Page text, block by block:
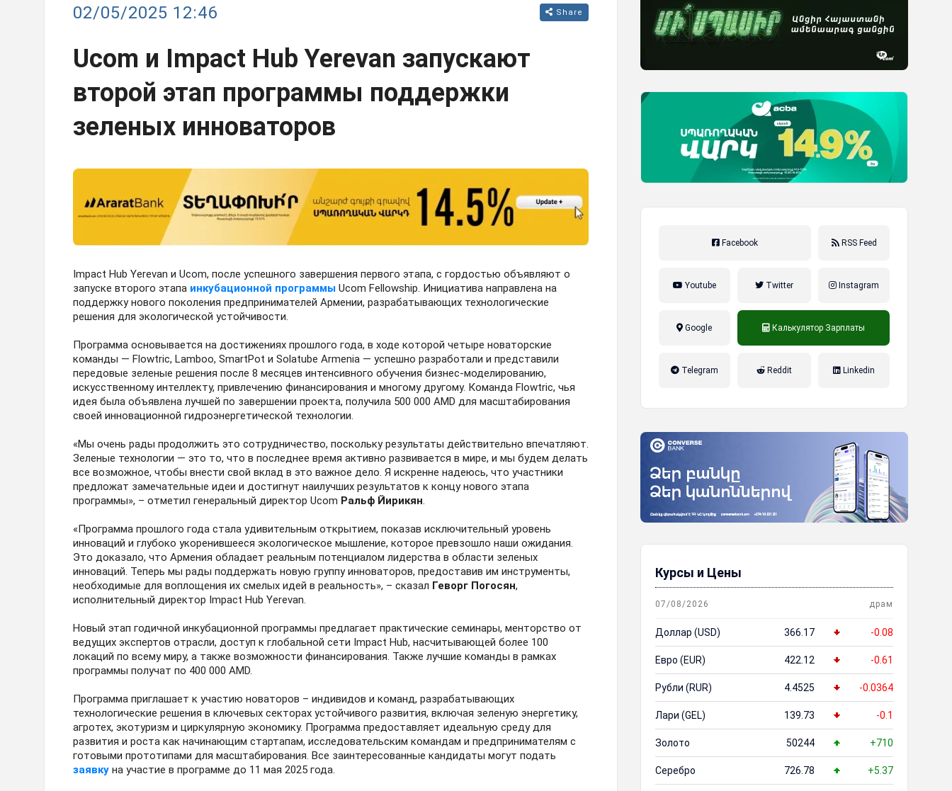
02/05/2025 12:46 Share
Ucom и Impact Hub Yerevan запускают
второй этап программы поддержки
зеленых инноваторов
Impact Hub Yerevan и Ucom, после успешного завершения первого этапа, с гордостью объявляют о
запуске второго этапа инкубационной программы Ucom Fellowship. Инициатива направлена на
поддержку нового поколения предпринимателей Армении, разрабатывающих технологические
решения для экологической устойчивости.
Программа основывается на достижениях прошлого года, в ходе которой четыре новаторские
команды — Flowtric, Lamboo, SmartPot и Solatube Armenia — успешно разработали и представили
передовые зеленые решения после 8 месяцев интенсивного обучения бизнес-моделированию,
искусственному интеллекту, привлечению финансирования и многому другому. Команда Flowtric, чья
идея была объявлена лучшей по завершении проекта, получила 500 000 AMD для масштабирования
своей инновационной гидроэнергетической технологии.
«Мы очень рады продолжить это сотрудничество, поскольку результаты действительно впечатляют.
Зеленые технологии — это то, что в последнее время активно развивается в мире, и мы будем делать
все возможное, чтобы внести свой вклад в это важное дело. Я искренне надеюсь, что участники
предложат замечательные идеи и достигнут наилучших результатов к концу нового этапа
программы», – отметил генеральный директор Ucom Ральф Йирикян.
«Программа прошлого года стала удивительным открытием, показав исключительный уровень
инноваций и глубоко укоренившееся экологическое мышление, которое превзошло наши ожидания.
Это доказало, что Армения обладает реальным потенциалом лидерства в области зеленых
инноваций. Теперь мы рады поддержать новую группу инноваторов, предоставив им инструменты,
необходимые для воплощения их смелых идей в реальность», – сказал Геворг Погосян,
исполнительный директор Impact Hub Yerevan.
Новый этап годичной инкубационной программы предлагает практические семинары, менторство от
ведущих экспертов отрасли, доступ к глобальной сети Impact Hub, насчитывающей более 100
локаций по всему миру, а также возможности финансирования. Также лучшие команды в рамках
программы получат по 400 000 AMD.
Программа приглашает к участию новаторов – индивидов и команд, разрабатывающих
технологические решения в ключевых секторах устойчивого развития, включая зеленую энергетику,
агротех, экотуризм и циркулярную экономику. Программа предоставляет идеальную среду для
развития и роста как начинающим стартапам, исследовательским командам и предпринимателям с
готовыми прототипами для масштабирования. Все заинтересованные кандидаты могут подать
заявку на участие в программе до 11 мая 2025 года.
Facebook RSS Feed
Youtube Twitter Instagram
Google Калькулятор Зарплаты
Telegram Reddit Linkedin
Курсы и Цены
07/08/2026 драм
Доллар (USD) 366.17 -0.08
Евро (EUR) 422.12 -0.61
Рубли (RUR) 4.4525 -0.0364
Лари (GEL) 139.73 -0.1
Золото 50244 +710
Серебро 726.78 +5.37